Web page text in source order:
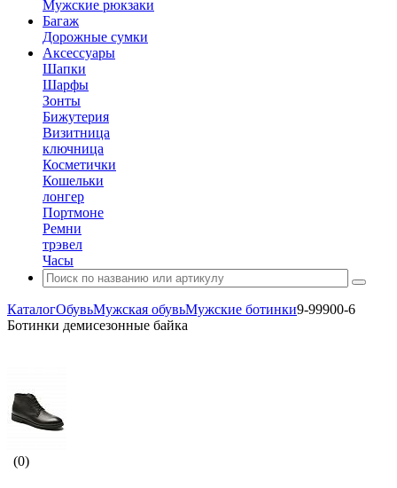
Мужские рюкзаки
Багаж
Дорожные сумки
Аксессуары
Шапки
Шарфы
Зонты
Бижутерия
Визитница
ключница
Косметички
Кошельки
лонгер
Портмоне
Ремни
трэвел
Часы
КаталогОбувьМужская обувьМужские ботинки9-99900-6
Ботинки демисезонные байка
(0)